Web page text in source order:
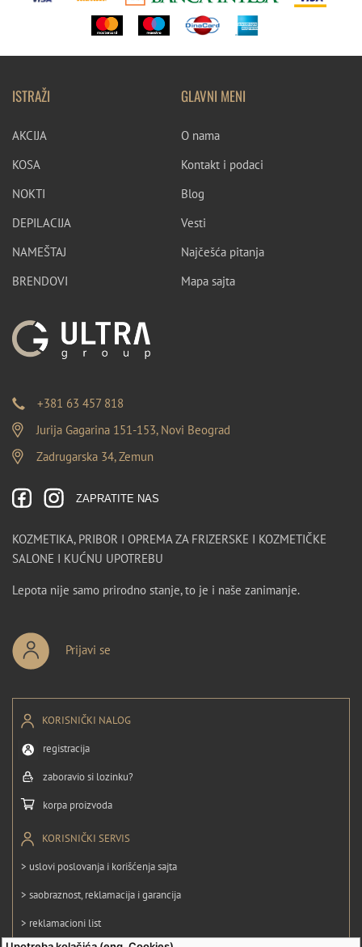
ISTRAŽI
AKCIJA
KOSA
NOKTI
DEPILACIJA
NAMEŠTAJ
BRENDOVI
GLAVNI MENI
O nama
Kontakt i podaci
Blog
Vesti
Najčešća pitanja
Mapa sajta
+381 63 457 818
Jurija Gagarina 151-153, Novi Beograd
Zadrugarska 34, Zemun
ZAPRATITE NAS
KOZMETIKA, PRIBOR I OPREMA ZA FRIZERSKE I KOZMETIČKE
SALONE I KUĆNU UPOTREBU
Lepota nije samo prirodno stanje, to je i naše zanimanje.
Prijavi se
KORISNIČKI NALOG
registracija
zaboravio si lozinku?
korpa proizvoda
KORISNIČKI SERVIS
> uslovi poslovanja i korišćenja sajta
> saobraznost, reklamacija i garancija
> reklamacioni list